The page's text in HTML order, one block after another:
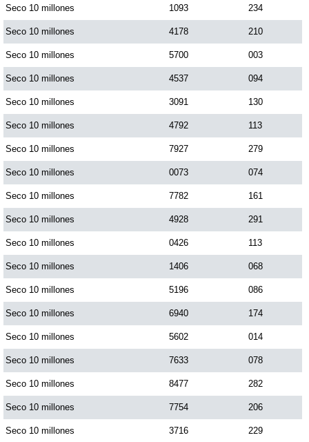
Seco 10 millones 1093 234
Seco 10 millones 4178 210
Seco 10 millones 5700 003
Seco 10 millones 4537 094
Seco 10 millones 3091 130
Seco 10 millones 4792 113
Seco 10 millones 7927 279
Seco 10 millones 0073 074
Seco 10 millones 7782 161
Seco 10 millones 4928 291
Seco 10 millones 0426 113
Seco 10 millones 1406 068
Seco 10 millones 5196 086
Seco 10 millones 6940 174
Seco 10 millones 5602 014
Seco 10 millones 7633 078
Seco 10 millones 8477 282
Seco 10 millones 7754 206
Seco 10 millones 3716 229